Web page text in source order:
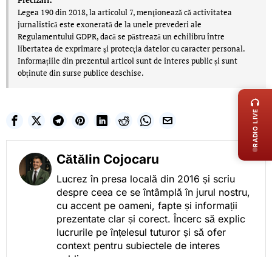
Legea 190 din 2018, la articolul 7, menţionează că activitatea
jurnalistică este exonerată de la unele prevederi ale
Regulamentului GDPR, dacă se păstrează un echilibru între
libertatea de exprimare şi protecţia datelor cu caracter personal.
Informațiile din prezentul articol sunt de interes public și sunt
obținute din surse publice deschise.
Cătălin Cojocaru
Lucrez în presa locală din 2016 și scriu
despre ceea ce se întâmplă în jurul nostru,
cu accent pe oameni, fapte și informații
prezentate clar și corect. Încerc să explic
lucrurile pe înțelesul tuturor și să ofer
context pentru subiectele de interes
RADIO LIVE